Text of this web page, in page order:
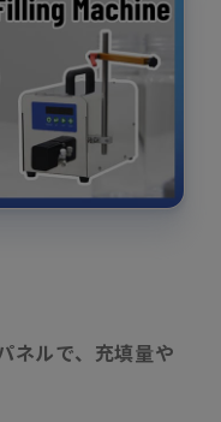
ネルで、充填量や